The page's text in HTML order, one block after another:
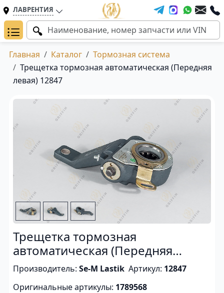
ЛАВРЕНТИЯ
Главная Каталог
Тормозная система
Трещетка тормозная автоматическая (Передняя
левая) 12847
Трещетка тормозная
автоматическая (Передняя
левая)
Производитель: Se-M Lastik Артикул: 12847
Оригинальные артикулы: 1789568